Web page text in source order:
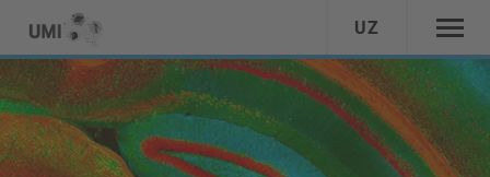
UZ